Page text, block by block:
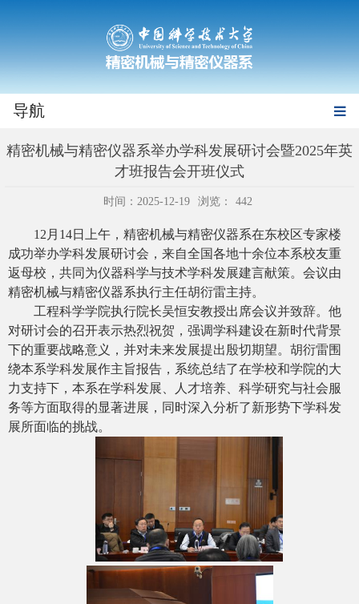
导航
精密机械与精密仪器系举办学科发展研讨会暨2025年英
才班报告会开班仪式
时间：2025-12-19 浏览： 442
12 月 14日上午，精密机械与精密仪器系在东校区专家楼
成功举办学科发展研讨会，来自全国各地十余位本系校友重
返母校，共同为仪器科学与技术学科发展建言献策。会议由
精密机械与精密仪器系执行主任胡衍雷主持。
工程科学学院执行院长吴恒安教授出席会议并致辞。他
对研讨会的召开表示热烈祝贺，强调学科建设在新时代背景
下的重要战略意义，并对未来发展提出殷切期望。胡衍雷围
绕本系学科发展作主旨报告，系统总结了在学校和学院的大
力支持下，本系在学科发展、人才培养、科学研究与社会服
务等方面取得的显著进展，同时深入分析了新形势下学科发
展所面临的挑战。